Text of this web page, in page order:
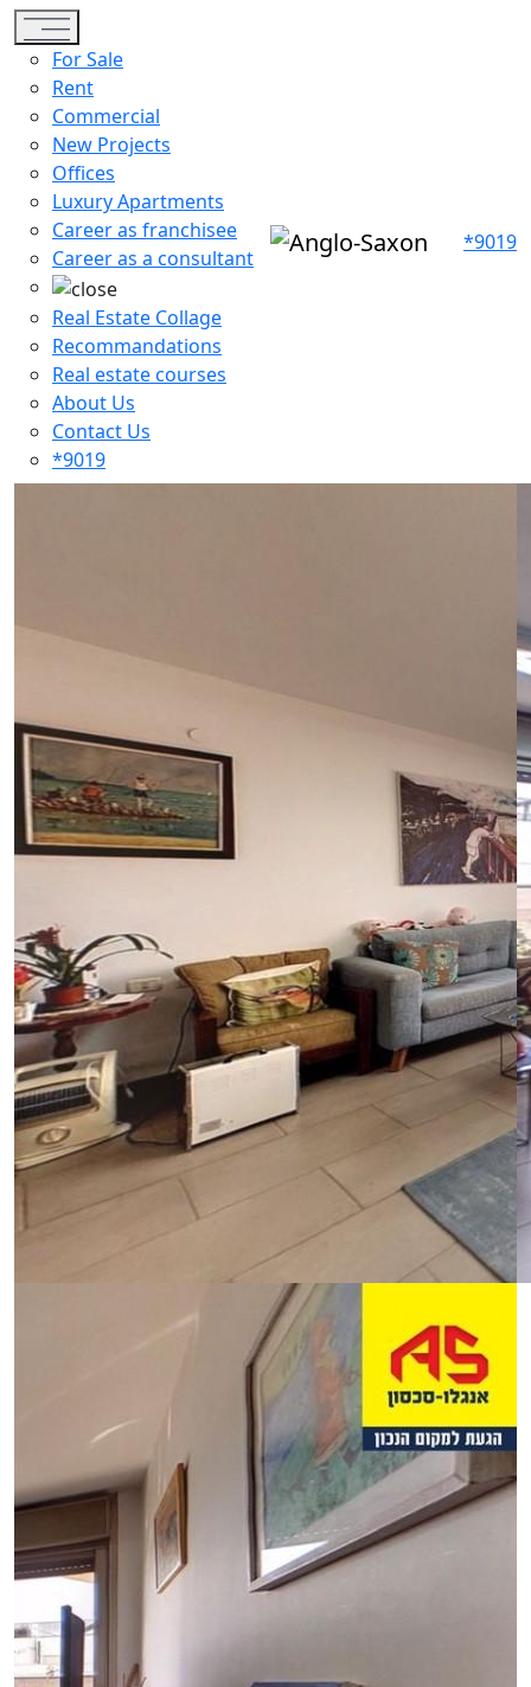
Toggle navigation
For Sale
Rent
Commercial
New Projects
Offices
Luxury Apartments
Career as franchisee
Career as a consultant
Real Estate Collage
Recommandations
Real estate courses
About Us
Contact Us
*9019
*9019